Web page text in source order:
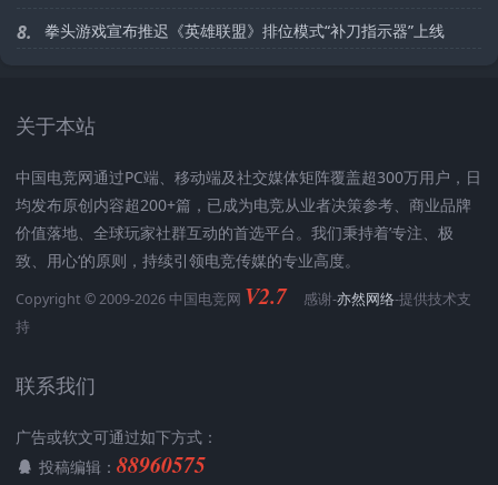
8. 拳头游戏宣布推迟《英雄联盟》排位模式“补刀指示器”上线
关于本站
中国电竞网通过PC端、移动端及社交媒体矩阵覆盖超300万用户，日
均发布原创内容超200+篇，已成为电竞从业者决策参考、商业品牌
价值落地、全球玩家社群互动的首选平台。我们秉持着’专注、极
致、用心‘的原则，持续引领电竞传媒的专业高度。
Copyright © 2009-2026 中国电竞网 V2.7 感谢-亦然网络-提供技术支
持
联系我们
广告或软文可通过如下方式：
投稿编辑： 88960575